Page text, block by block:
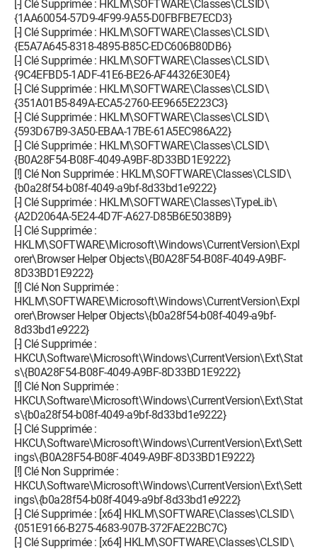
[-] Clé Supprimée : HKLM\SOFTWARE\Classes\CLSID\
{1AA60054-57D9-4F99-9A55-D0FBFBE7ECD3}
[-] Clé Supprimée : HKLM\SOFTWARE\Classes\CLSID\
{E5A7A645-8318-4895-B85C-EDC606B80DB6}
[-] Clé Supprimée : HKLM\SOFTWARE\Classes\CLSID\
{9C4EFBD5-1ADF-41E6-BE26-AF44326E30E4}
[-] Clé Supprimée : HKLM\SOFTWARE\Classes\CLSID\
{351A01B5-849A-ECA5-2760-EE9665E223C3}
[-] Clé Supprimée : HKLM\SOFTWARE\Classes\CLSID\
{593D67B9-3A50-EBAA-17BE-61A5EC986A22}
[-] Clé Supprimée : HKLM\SOFTWARE\Classes\CLSID\
{B0A28F54-B08F-4049-A9BF-8D33BD1E9222}
[!] Clé Non Supprimée : HKLM\SOFTWARE\Classes\CLSID\
{b0a28f54-b08f-4049-a9bf-8d33bd1e9222}
[-] Clé Supprimée : HKLM\SOFTWARE\Classes\TypeLib\
{A2D2064A-5E24-4D7F-A627-D85B6E5038B9}
[-] Clé Supprimée :
HKLM\SOFTWARE\Microsoft\Windows\CurrentVersion\Expl
orer\Browser Helper Objects\{B0A28F54-B08F-4049-A9BF-
8D33BD1E9222}
[!] Clé Non Supprimée :
HKLM\SOFTWARE\Microsoft\Windows\CurrentVersion\Expl
orer\Browser Helper Objects\{b0a28f54-b08f-4049-a9bf-
8d33bd1e9222}
[-] Clé Supprimée :
HKCU\Software\Microsoft\Windows\CurrentVersion\Ext\Stat
s\{B0A28F54-B08F-4049-A9BF-8D33BD1E9222}
[!] Clé Non Supprimée :
HKCU\Software\Microsoft\Windows\CurrentVersion\Ext\Stat
s\{b0a28f54-b08f-4049-a9bf-8d33bd1e9222}
[-] Clé Supprimée :
HKCU\Software\Microsoft\Windows\CurrentVersion\Ext\Sett
ings\{B0A28F54-B08F-4049-A9BF-8D33BD1E9222}
[!] Clé Non Supprimée :
HKCU\Software\Microsoft\Windows\CurrentVersion\Ext\Sett
ings\{b0a28f54-b08f-4049-a9bf-8d33bd1e9222}
[-] Clé Supprimée : [x64] HKLM\SOFTWARE\Classes\CLSID\
{051E9166-B275-4683-907B-372FAE22BC7C}
[-] Clé Supprimée : [x64] HKLM\SOFTWARE\Classes\CLSID\